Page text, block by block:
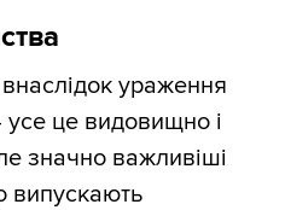
ураження
усе це видовищно і
значно важливіші
випускають